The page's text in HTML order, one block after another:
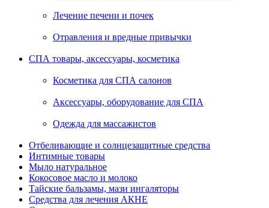
Лечение печени и почек
Отравления и вредные привычки
СПА товары, аксессуары, косметика
Косметика для СПА салонов
Аксессуары, оборудование для СПА
Одежда для массажистов
Отбеливающие и солнцезащитные средства
Интимные товары
Мыло натуральное
Кокосовое масло и молоко
Тайские бальзамы, мази ингаляторы
Средства для лечения АКНЕ